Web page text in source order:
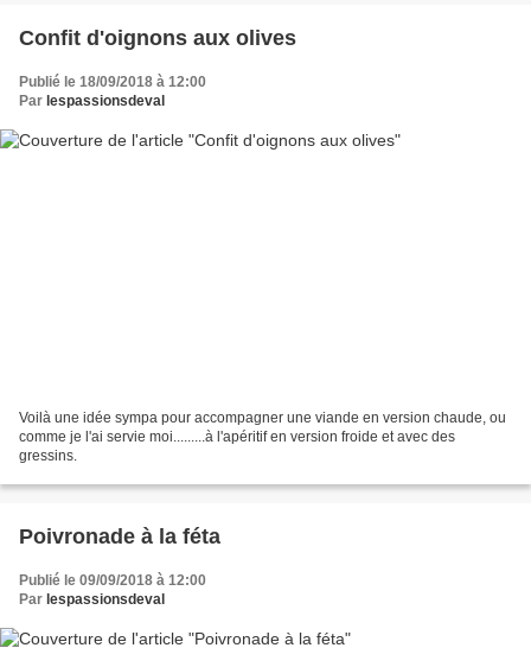
Confit d'oignons aux olives
Publié le 18/09/2018 à 12:00
Par lespassionsdeval
Voilà une idée sympa pour accompagner une viande en version chaude, ou
comme je l'ai servie moi.........à l'apéritif en version froide et avec des
gressins.
Poivronade à la féta
Publié le 09/09/2018 à 12:00
Par lespassionsdeval